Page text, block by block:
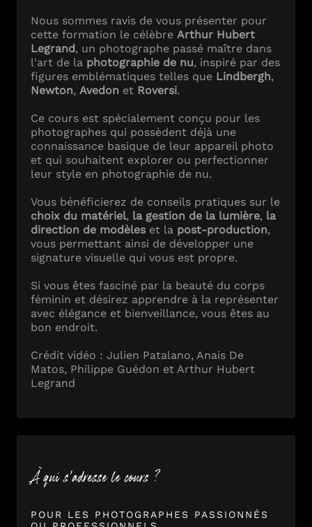
Nous sommes ravis de vous présenter pour
cette formation le célèbre Arthur Hubert
Legrand, un photographe passé maître dans
l'art de la photographie de nu, inspiré par des
figures emblématiques telles que Lindbergh,
Newton, Avedon et Roversi.
Ce cours est spécialement conçu pour les
photographes qui possèdent déjà une
connaissance basique de leur appareil photo
et qui souhaitent explorer ou perfectionner
leur style en photographie de nu.
Vous bénéficierez de conseils pratiques sur le
choix du matériel, la gestion de la lumière, la
direction de modèles et la post-production,
vous permettant ainsi de développer une
signature visuelle qui vous est propre.
Si vous êtes fasciné par la beauté du corps
féminin et désirez apprendre à la représenter
avec élégance et bienveillance, vous êtes au
bon endroit.
Crédit vidéo : Julien Patalano, Anais De
Matos, Philippe Guédon et Arthur Hubert
Legrand
À qui s'adresse le cours ?
POUR LES PHOTOGRAPHES PASSIONNÉS